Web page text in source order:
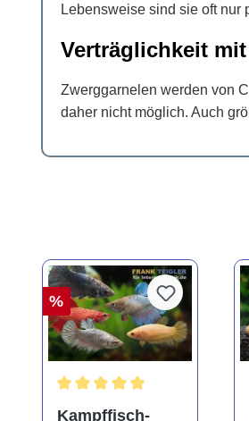
Lebensweise sind sie oft nur
Verträglichkeit
Zwerggarnelen werden von
daher nicht möglich. Auch
%
Kampffisch-